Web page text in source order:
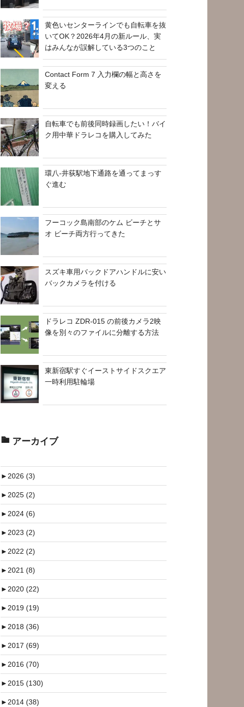
黄色いセンターラインでも自転車を抜
いてOK？2026年4月の新ルール、実
はみんなが誤解している3つのこと
Contact Form 7 入力欄の幅と高さを
変える
自転車でも前後同時録画したい！バイ
ク用中華ドラレコを購入してみた
環八-井荻駅地下通路を通ってまっす
ぐ進む
フーコック島南部のケム ビーチとサ
オ ビーチ両方行ってきた
スズキ車用バックドアハンドルに安い
バックカメラを付ける
ドラレコ ZDR-015 の前後カメラ2映
像を別々のファイルに分離する方法
東新宿駅すぐイーストサイドスクエア
一時利用駐輪場
アーカイブ
►2026 (3)
►2025 (2)
►2024 (6)
►2023 (2)
►2022 (2)
►2021 (8)
►2020 (22)
►2019 (19)
►2018 (36)
►2017 (69)
►2016 (70)
►2015 (130)
►2014 (38)